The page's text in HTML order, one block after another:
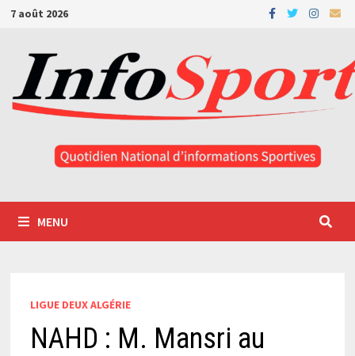
Passer
contenu
7 août 2026
MENU
LIGUE DEUX ALGÉRIE
NAHD : M. Mansri au